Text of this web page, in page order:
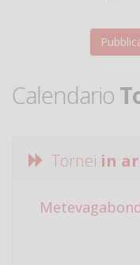
Calendario
Tornei in